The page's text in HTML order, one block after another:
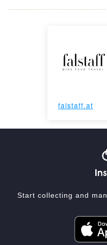
falstaff.at
Start collecting and